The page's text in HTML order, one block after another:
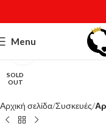
Menu
SOLD
OUT
Κάντε κλικ για
Αρχική σελίδα Συσκευές